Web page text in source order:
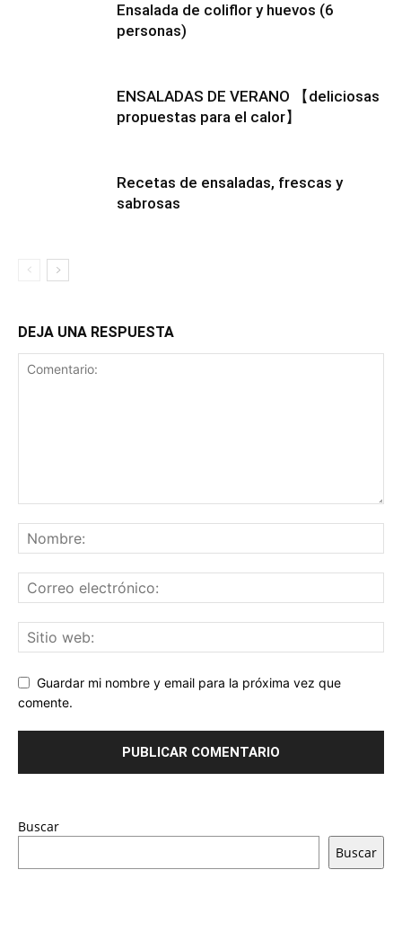
Ensalada de coliflor y huevos (6
personas)
ENSALADAS DE VERANO 【deliciosas
propuestas para el calor】
Recetas de ensaladas, frescas y
sabrosas
DEJA UNA RESPUESTA
Guardar mi nombre y email para la próxima vez que
comente.
Buscar
Buscar